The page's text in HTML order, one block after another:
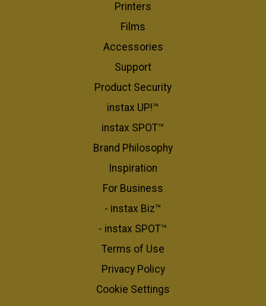
Printers
Films
Accessories
Support
Product Security
instax UP!™
instax SPOT™
Brand Philosophy
Inspiration
For Business​
- instax Biz™
- instax SPOT™
Terms of Use
Privacy Policy
Cookie Settings